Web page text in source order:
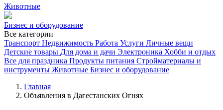
Животные
Бизнес и оборудование
Все категории
Транспорт Недвижимость Работа Услуги Личные вещи
Детские товары Для дома и дачи Электроника Хобби и отдых
Все для праздника Продукты питания Стройматериалы и
инструменты Животные Бизнес и оборудование
Главная
Объявления в Дагестанских Огнях